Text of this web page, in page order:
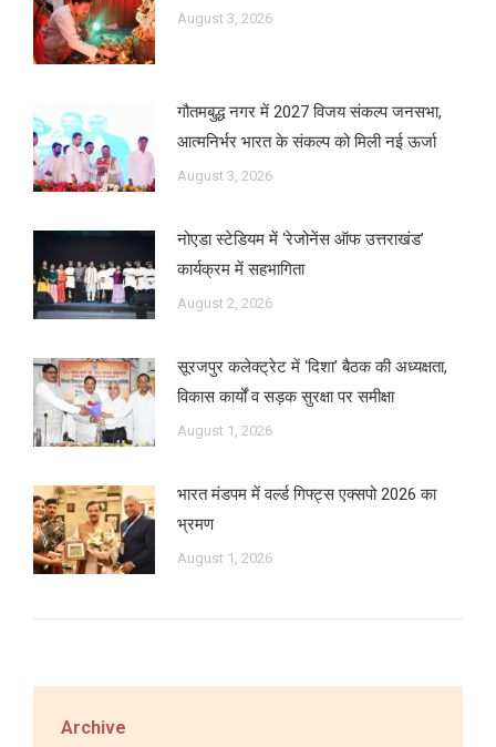
August 3, 2026
गौतमबुद्ध नगर में 2027 विजय संकल्प जनसभा,
आत्मनिर्भर भारत के संकल्प को मिली नई ऊर्जा
August 3, 2026
नोएडा स्टेडियम में ‘रेजोनेंस ऑफ उत्तराखंड’
कार्यक्रम में सहभागिता
August 2, 2026
सूरजपुर कलेक्ट्रेट में ‘दिशा’ बैठक की अध्यक्षता,
विकास कार्यों व सड़क सुरक्षा पर समीक्षा
August 1, 2026
भारत मंडपम में वर्ल्ड गिफ्ट्स एक्सपो 2026 का
भ्रमण
August 1, 2026
Archive